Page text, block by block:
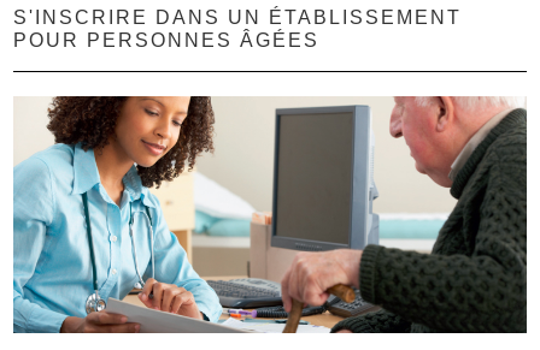
S'INSCRIRE DANS UN ÉTABLISSEMENT
POUR PERSONNES ÂGÉES